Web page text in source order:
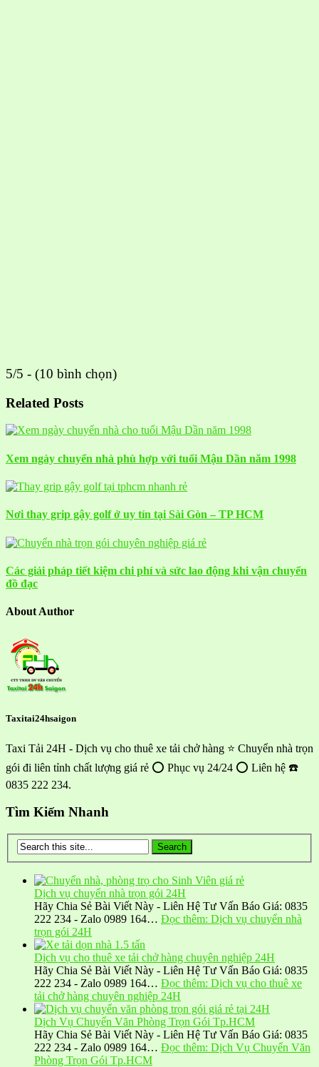
5/5 - (10 bình chọn)
Related Posts
Xem ngày chuyển nhà phù hợp với tuổi Mậu Dần năm 1998
Nơi thay grip gậy golf ở uy tín tại Sài Gòn – TP HCM
Các giải pháp tiết kiệm chi phí và sức lao động khi vận chuyển
đồ đạc
About Author
Taxitai24hsaigon
Taxi Tải 24H - Dịch vụ cho thuê xe tải chở hàng ⭐ Chuyển nhà trọn
gói đi liên tỉnh chất lượng giá rẻ ⭕ Phục vụ 24/24 ⭕ Liên hệ ☎️
0835 222 234.
Tìm Kiếm Nhanh
Dịch vụ chuyển nhà trọn gói 24H
Hãy Chia Sẻ Bài Viết Này - Liên Hệ Tư Vấn Báo Giá: 0835
222 234 - Zalo 0989 164… Đọc thêm: Dịch vụ chuyển nhà
trọn gói 24H
Dịch vụ cho thuê xe tải chở hàng chuyên nghiệp 24H
Hãy Chia Sẻ Bài Viết Này - Liên Hệ Tư Vấn Báo Giá: 0835
222 234 - Zalo 0989 164… Đọc thêm: Dịch vụ cho thuê xe
tải chở hàng chuyên nghiệp 24H
Dịch Vụ Chuyển Văn Phòng Trọn Gói Tp.HCM
Hãy Chia Sẻ Bài Viết Này - Liên Hệ Tư Vấn Báo Giá: 0835
222 234 - Zalo 0989 164… Đọc thêm: Dịch Vụ Chuyển Văn
Phòng Trọn Gói Tp.HCM